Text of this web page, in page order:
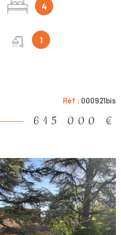
cette propriété offre un
Vous profiterez d’une piscine
d’un espace barbecue et
demeure provençale, à
et un WC indépendant.
d’un salon, d’un espace
à manger. Il s’ouvre sur une
et bénéficie également d’un
avec bibliothèque (11 m²), ouvrant
chambre en suite avec
direct à la terrasse Sud
À l’étage, vous trouverez
m²), une salle de bains avec
WC indépendant.
permet une vie principale
4
1
Réf : 000921bis
615 000 €